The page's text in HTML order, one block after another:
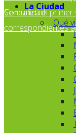
Comunidad
Se realizó el
correspondientes
La Ciudad
Qué